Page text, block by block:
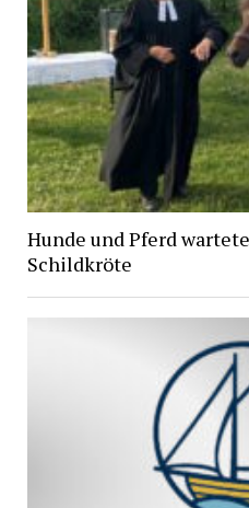
Hunde und Pferd
Schildkröte